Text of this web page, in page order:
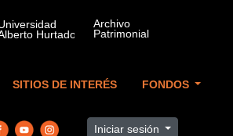
SITIOS DE INTERÉS FONDOS
Iniciar sesión